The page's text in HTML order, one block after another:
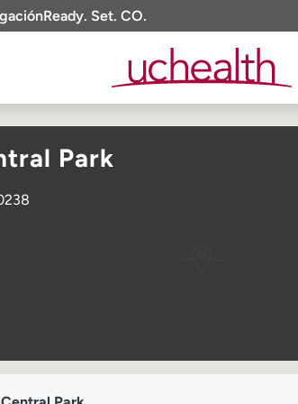
Ready. Set. CO.
Park